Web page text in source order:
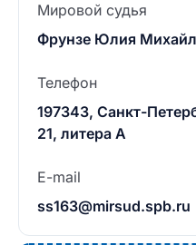
Мировой судья
Фрунзе Юлия
Телефон
197343, Санкт-
21, литера А
E-mail
ss163@mirsud.spb.ru